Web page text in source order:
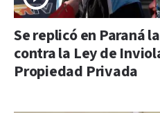
Se replicó en Paraná
contra la Ley de
Propiedad Privada